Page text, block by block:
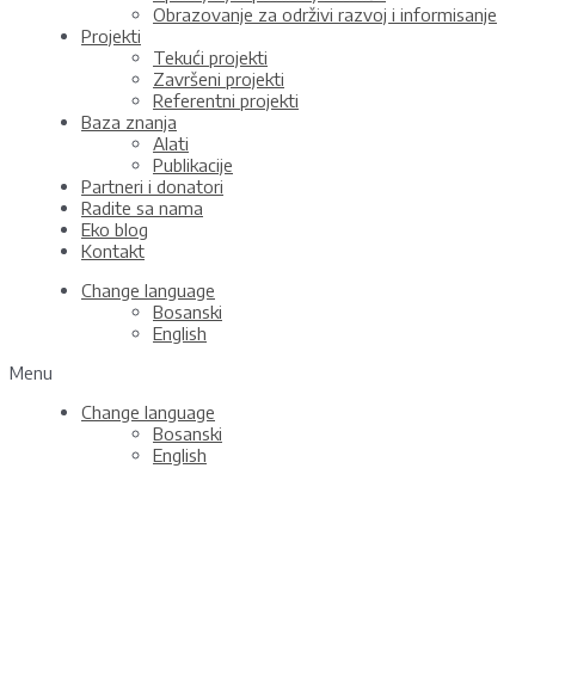
Obrazovanje za održivi razvoj i informisanje
Projekti
Tekući projekti
Završeni projekti
Referentni projekti
Baza znanja
Alati
Publikacije
Partneri i donatori
Radite sa nama
Eko blog
Kontakt
Change language
Bosanski
English
Menu
Change language
Bosanski
English